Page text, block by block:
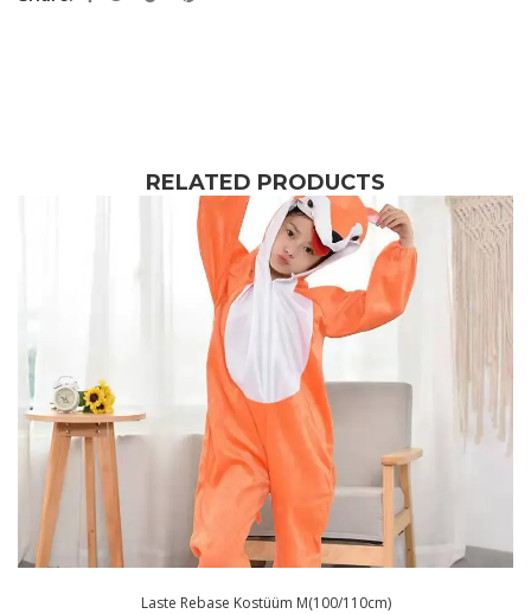
RELATED PRODUCTS
Laste Rebase Kostüüm M(100/110cm)